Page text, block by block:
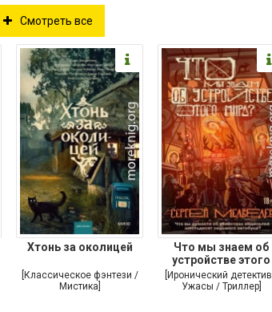
Смотреть все
Хтонь за околицей
[Классическое фэнтези /
Мистика]
Что мы знаем об
устройстве этого
мира?
[Иронический
Ужасы / Триллер]